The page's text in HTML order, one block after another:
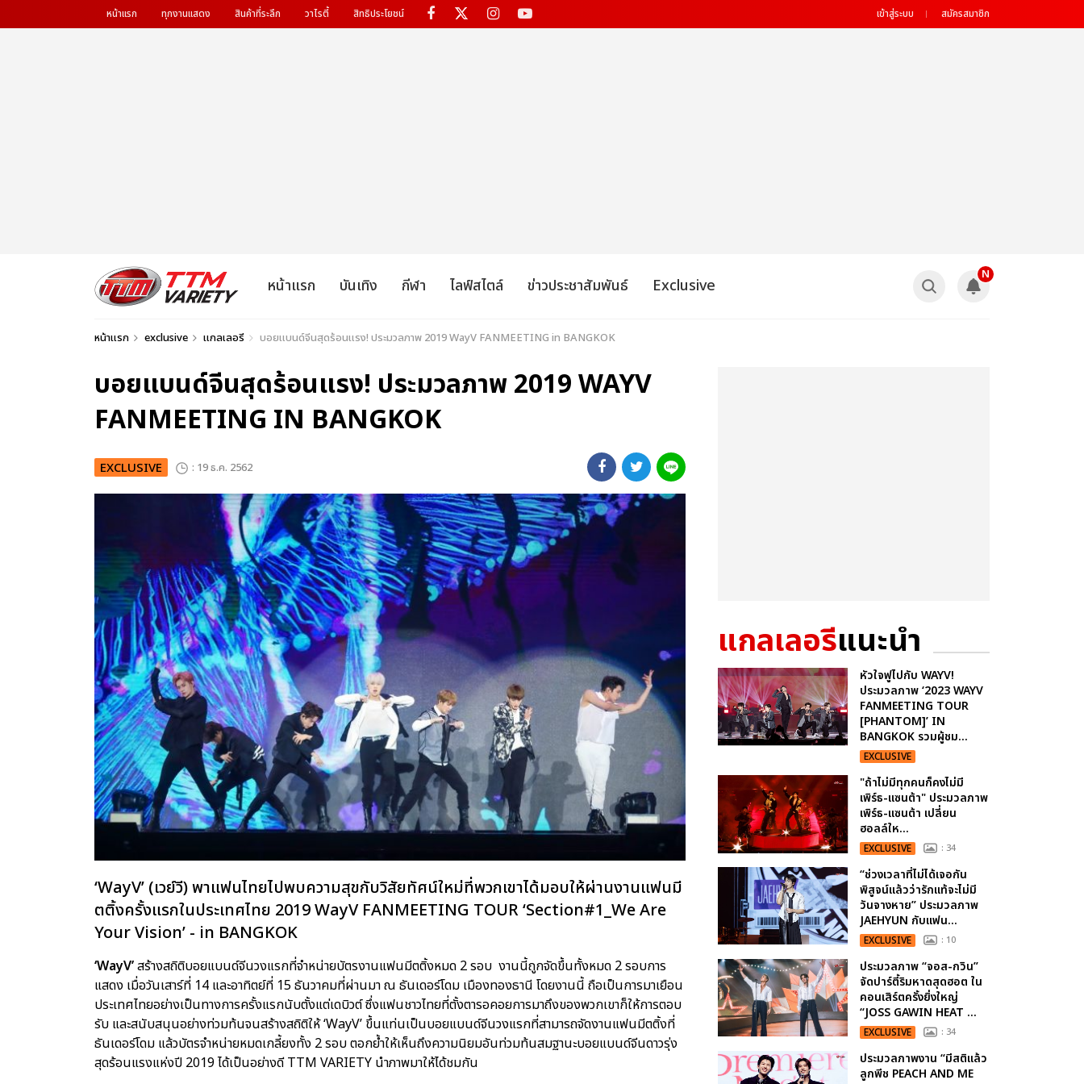
หน้าแรก ทุกงานแสดง สินค้าที่ระลึก วาไรตี้ สิทธิประโยชน์ เข้าสู่ระบบ สมัครสมาชิก
หน้าแรก บันเทิง กีฬา ไลฟ์สไตล์ ข่าวประชาสัมพันธ์ Exclusive
N
หน้าแรก exclusive แกลเลอรี บอยแบนด์จีนสุดร้อนแรง! ประมวลภาพ 2019 WayV FANMEETING in BANGKOK
บอยแบนด์จีนสุดร้อนแรง! ประมวลภาพ 2019 WAYV
FANMEETING IN BANGKOK
EXCLUSIVE : 19 ธ.ค. 2562
‘WayV’ (เวย์วี) พาแฟนไทยไปพบความสุขกับวิสัยทัศน์ใหม่ที่พวกเขาได้มอบให้ผ่านงานแฟนมี
ตติ้งครั้งแรกในประเทศไทย 2019 WayV FANMEETING TOUR ‘Section#1_We Are
Your Vision’ - in BANGKOK
‘WayV’สร้างสถิติบอยแบนด์จีนวงแรกที่จำหน่ายบัตรงานแฟนมีตติ้งหมด 2 รอบ งานนี้ถูกจัดขึ้นทั้งหมด 2 รอบการ
แสดง เมื่อวันเสาร์ที่ 14 และอาทิตย์ที่ 15 ธันวาคมที่ผ่านมา ณ ธันเดอร์โดม เมืองทองธานี โดยงานนี้ ถือเป็นการมาเยือน
ประเทศไทยอย่างเป็นทางการครั้งแรกนับตั้งแต่เดบิวต์ ซึ่งแฟนชาวไทยที่ตั้งตารอคอยการมาถึงของพวกเขาก็ให้การตอบ
รับ และสนับสนุนอย่างท่วมท้นจนสร้างสถิติให้ ‘WayV’ ขึ้นแท่นเป็นบอยแบนด์จีนวงแรกที่สามารถจัดงานแฟนมีตติ้งที่
ธันเดอร์โดม แล้วบัตรจำหน่ายหมดเกลี้ยงทั้ง 2 รอบ ตอกย้ำให้เห็นถึงความนิยมอันท่วมท้นสมฐานะบอยแบนด์จีนดาวรุ่ง
สุดร้อนแรงแห่งปี 2019 ได้เป็นอย่างดี TTM VARIETY นำภาพมาให้ได้ชมกัน
แกลเลอรีแนะนำ
หัวใจฟูไปกับ WAYV!
ประมวลภาพ ‘2023 WAYV
FANMEETING TOUR
[PHANTOM]’ IN
BANGKOK รวมผู้ชม...
EXCLUSIVE
"ถ้าไม่มีทุกคนก็คงไม่มี
เพิร์ธ-แซนต้า" ประมวลภาพ
เพิร์ธ-แซนต้า เปลี่ยน
ฮอลล์ให...
EXCLUSIVE : 34
“ช่วงเวลาที่ไม่ได้เจอกัน
พิสูจน์แล้วว่ารักแท้จะไม่มี
วันจางหาย” ประมวลภาพ
JAEHYUN กับแฟน...
EXCLUSIVE : 10
ประมวลภาพ “จอส-กวิน”
จัดปาร์ตี้ริมหาดสุดฮอต ใน
คอนเสิร์ตครั้งยิ่งใหญ่
“JOSS GAWIN HEAT ...
EXCLUSIVE : 34
ประมวลภาพงาน “มีสติแล้ว
ลูกพีช PEACH AND ME